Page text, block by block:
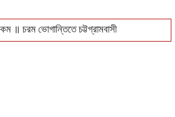
॥ চরম ভোগান্তিতে চট্টগ্রামবাসী
ট্রাফিক ব্যবস্থাপনা
নতুন আন্তঃনগর ট্রেন চালুর পরিকল্পনা ॥ চালু